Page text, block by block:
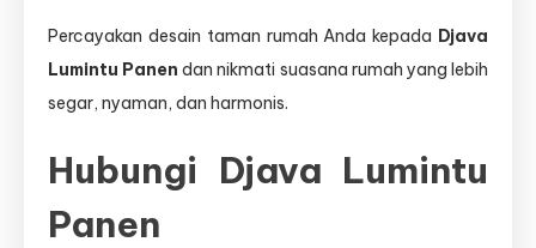
Percayakan desain taman rumah Anda kepada Djava
Lumintu Panen dan nikmati suasana rumah yang lebih
segar, nyaman, dan harmonis.
Hubungi Djava Lumintu
Panen